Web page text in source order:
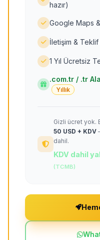
hazır)
Google Maps
İletişim & Teklif
1 Yıl Ücretsiz
.com.tr / .tr
Yıllık
Gizli ücret yok.
50 USD + KDV
dahil.
KDV dahil
(TCMB)